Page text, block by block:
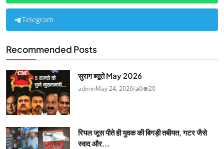
Telegram
Recommended Posts
सुराग ब्यूरो May 2026
adminMay 24, 2026 0 20
रियल जूस पीते ही युवक की बिगड़ी तबीयत, गटर जैसे
स्वाद और...